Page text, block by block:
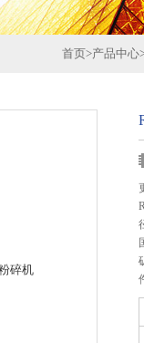
首页>产品中心